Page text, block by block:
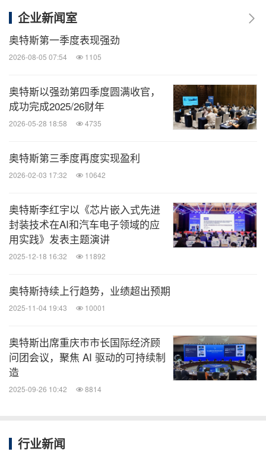
造商。集团致力于生产具有前瞻性技术的产品，并将
工业领域的核心市场定位于：半导体封装载板、移动
设备、汽车与航空航天、工业和医疗。作为一家飞速
岭）、印度（南燕古德）、中国（上海、重庆）和韩
国（安山，首尔附近）拥有生产基地。目前，奥特斯
正在马来西亚居林新建一座高端半导体封装载板生产
的欧洲技术中心。公司拥有约
消息来源：奥特斯
技、媒体、通讯企业的经营动态、财报信
息、企业并购消息。扫描二维码，立即订
关键词：电脑/电子 电子组件 互联网技术 半导体
一
企业新闻室
奥特斯第一季度表现强劲
2026-08-05 07:54 1105
奥特斯以强劲第四季度圆满收官，
成功完成2025/26财年
2026-05-28 18:58 4735
奥特斯第三季度再度实现盈利
2026-02-03 17:32 10642
奥特斯李红宇以《芯片嵌入式先进
封装技术在AI和汽车电子领域的应
用实践》发表主题演讲
2025-12-18 16:32 11892
奥特斯持续上行趋势，业绩超出预期
2025-11-04 19:43 10001
奥特斯出席重庆市市长国际经济顾
问团会议，聚焦 AI 驱动的可持续制
造
2025-09-26 10:42 8814
行业新闻